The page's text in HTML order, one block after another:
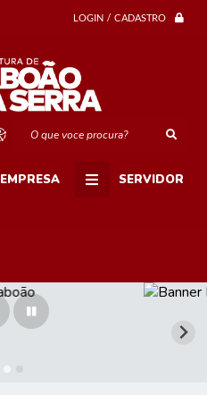
LOGIN / CADASTRO
O que voce procura?
EMPRESA SERVIDOR